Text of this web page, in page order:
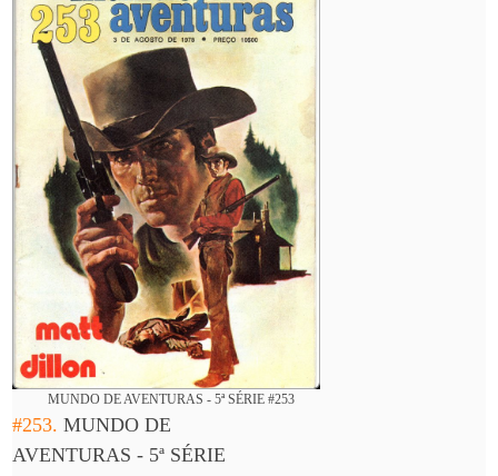
MUNDO DE AVENTURAS - 5ª SÉRIE #253
#253.MUNDO DE
AVENTURAS - 5ª SÉRIE